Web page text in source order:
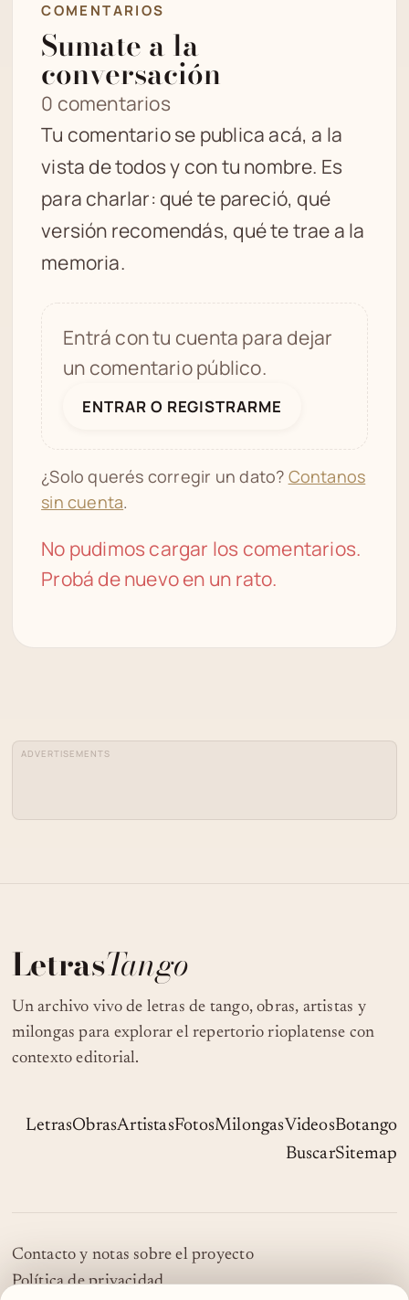
COMENTARIOS
Sumate a la
conversación
0 comentarios
Tu comentario se publica acá, a la
vista de todos y con tu nombre. Es
para charlar: qué te pareció, qué
versión recomendás, qué te trae a la
memoria.
Entrá con tu cuenta para dejar
un comentario público.
ENTRAR O REGISTRARME
¿Solo querés corregir un dato? Contanos
sin cuenta.
No pudimos cargar los comentarios.
Probá de nuevo en un rato.
ADVERTISEMENTS
LetrasTango
Un archivo vivo de letras de tango, obras, artistas y
milongas para explorar el repertorio rioplatense con
contexto editorial.
LetrasObrasArtistasFotosMilongasVideosBotango
BuscarSitemap
Contacto y notas sobre el proyecto
Política de privacidad